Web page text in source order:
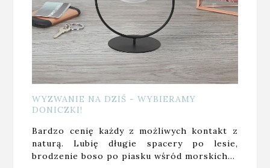
WYZWANIE NA DZIŚ - WYBIERAMY
DONICZKI!
Bardzo cenię każdy z możliwych kontakt z
naturą. Lubię długie spacery po lesie,
brodzenie boso po piasku wśród morskich…